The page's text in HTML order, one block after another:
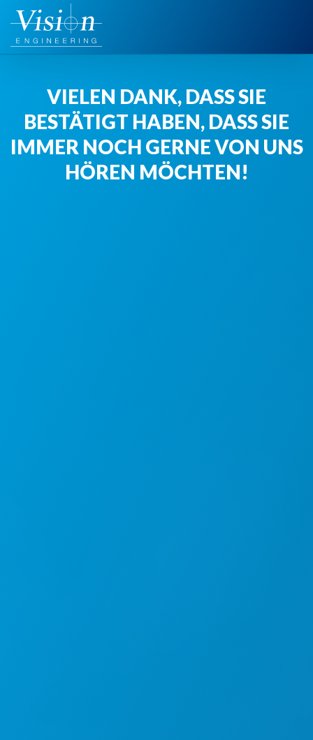
Zum
Inhalt
springen
VIELEN DANK, DASS SIE
BESTÄTIGT HABEN, DASS SIE
IMMER NOCH GERNE VON UNS
HÖREN MÖCHTEN!